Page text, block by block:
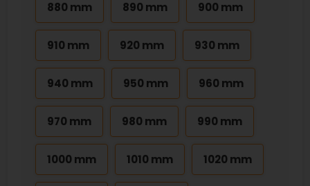
880 mm 890 mm 900 mm
910 mm 920 mm 930 mm
940 mm 950 mm 960 mm
970 mm 980 mm 990 mm
1000 mm 1010 mm 1020 mm